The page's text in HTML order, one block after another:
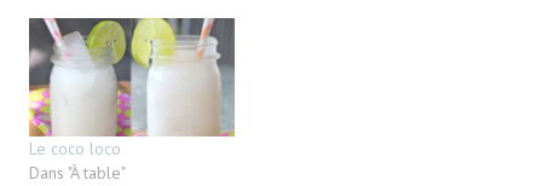
Le coco loco
Dans "À table"